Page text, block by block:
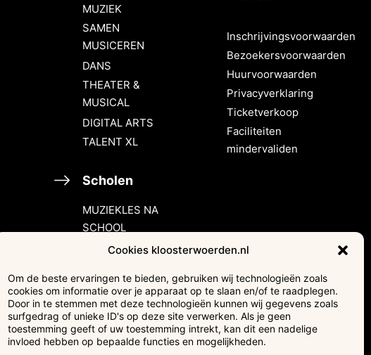
Cookies kloosterwoerden.nl
Om de beste ervaringen te bieden, gebruiken wij technologieën zoals
cookies om informatie over je apparaat op te slaan en/of te raadplegen.
Door in te stemmen met deze technologieën kunnen wij gegevens zoals
surfgedrag of unieke ID's op deze site verwerken. Als je geen
toestemming geeft of uw toestemming intrekt, kan dit een nadelige
invloed hebben op bepaalde functies en mogelijkheden.
MUZIEK
SAMEN
MUSICEREN
DANS
THEATER &
MUSICAL
DIGITAL ARTS
TALENT XL
Scholen
MUZIEKLES NA
SCHOOL
HALLO MUZIEK!
Verhuur &
events
Adverteren
Inschrijvingsvoorwaarden
Bezoekersvoorwaarden
Huurvoorwaarden
Privacyverklaring
Ticketverkoop
Faciliteiten
mindervaliden